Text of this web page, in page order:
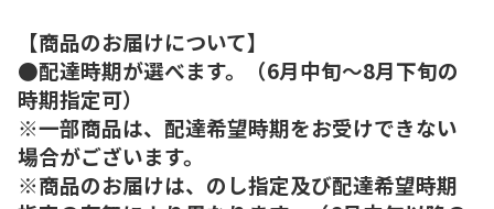
【商品のお届けについて】
●配達時期が選べます。（6月中旬～8月下旬の
時期指定可）
※一部商品は、配達希望時期をお受けできない
場合がございます。
※商品のお届けは、のし指定及び配達希望時期